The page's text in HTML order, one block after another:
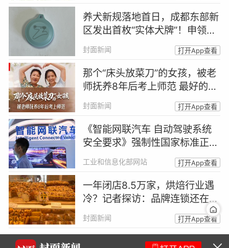
养犬新规落地首日，成都东部新
区发出首枚“实体犬牌”！申领
人：出于安全和规范考虑主动登
记｜封面头条
封面新闻 打开App查看
那个“床头放菜刀”的女孩，被老
师抚养8年后考上师范 最好的报
答，是成为你｜封面头条
封面新闻 打开App查看
《智能网联汽车 自动驾驶系统
安全要求》强制性国家标准正式
发布
工业和信息化部网站 打开App查看
一年闭店8.5万家，烘焙行业遇
冷？记者探访：品牌连锁还在赚
钱，社区小店客流锐减
封面新闻 打开App查看